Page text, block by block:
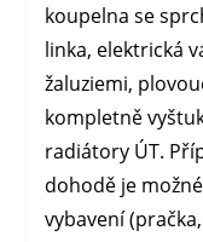
koupelna se
linka, elektrická
žaluziemi,
kompletně
radiátory ÚT.
dohodě je
vybavení